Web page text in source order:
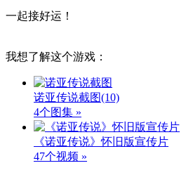
一起接好运！
我想了解这个游戏：
诺亚传说截图(10)
4个图集 »
《诺亚传说》怀旧版宣传片
47个视频 »